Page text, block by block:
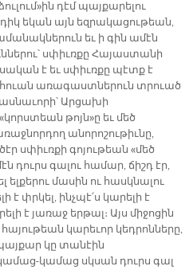
դէմ պայքարելու
եկան այն եզրակացութեան,
եւ ի գին ամէն
սփիւռքը Հայաստանի
է եւ սփիւռքը պէտք է
առագաստներուն տրուած
Արցախի
թոյն»ը եւ մեծ
անորոշութիւնը,
սփիւռքի գոյութեան «մեծ
դուրս գալու համար, ճիշդ էր,
մասին ու հասկնալու
է փրկել, ինչպէ՛ս կարելի է
է յառաջ երթալ։ Այս միջոցին
հայութեան կարեւոր կեդրոնները,
կը տանէին
կամաց սկսան դուրս գալ